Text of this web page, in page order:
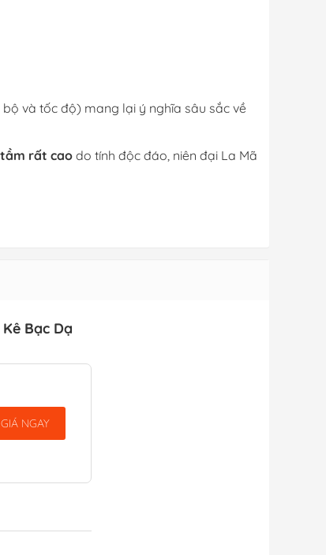
và tốc độ) mang lại ý nghĩa sâu sắc về
rất caodo tính độc đáo, niên đại La Mã
Bạc Dạ
NGAY